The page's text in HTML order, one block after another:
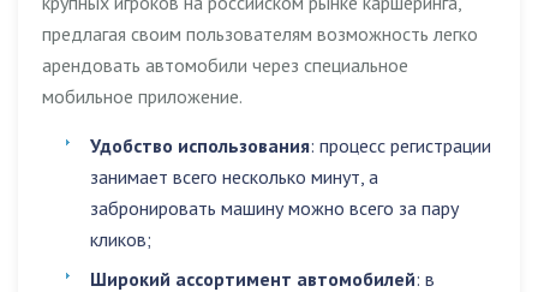
предлагая своим пользователям возможность легко
арендовать автомобили через специальное
мобильное приложение.
Удобство использования: процесс регистрации
занимает всего несколько минут, а
забронировать машину можно всего за пару
кликов;
Широкий ассортимент автомобилей: в